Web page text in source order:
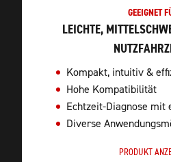
GEEIGNET
LEICHTE,
Kompakt, intuitiv &
Hohe Kompatibilität
Echtzeit-Diagnose mit
Diverse
PRODUKT